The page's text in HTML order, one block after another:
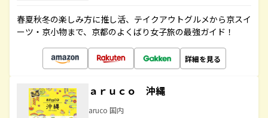
春夏秋冬の楽しみ方に推し活、テイクアウトグルメから京スイ
ーツ・京小物まで、京都のよくばり女子旅の最強ガイド！
詳細を見る
ａｒｕｃｏ 沖縄
aruco 国内